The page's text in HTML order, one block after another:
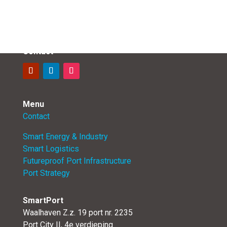
Contact
Menu
Contact
Smart Energy & Industry
Smart Logistics
Futureproof Port Infrastructure
Port Strategy
SmartPort
Waalhaven Z.z. 19 port nr. 2235
Port City II, 4e verdieping